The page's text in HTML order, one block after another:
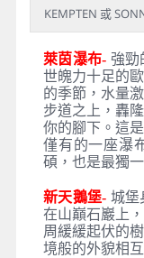
KEMPTEN 或
萊茵瀑布- 強勁
世魄力十足的
的季節，水量
步道之上，轟
你的腳下。這
僅有的一座瀑
碩，也是最獨
新天鵝堡- 城堡
在山巔石巖上
周緩緩起伏的
境般的外貌相